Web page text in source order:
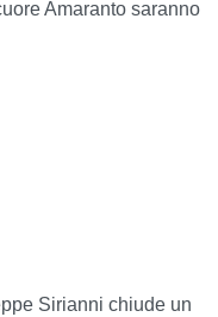
Amaranto saranno
Sirianni chiude un